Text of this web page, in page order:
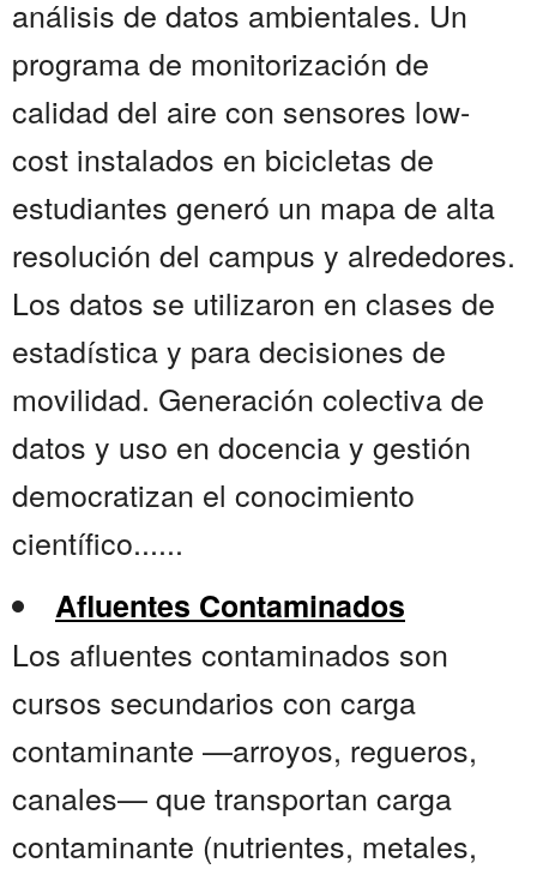
análisis de datos ambientales. Un
programa de monitorización de
calidad del aire con sensores low-
cost instalados en bicicletas de
estudiantes generó un mapa de alta
resolución del campus y alrededores.
Los datos se utilizaron en clases de
estadística y para decisiones de
movilidad. Generación colectiva de
datos y uso en docencia y gestión
democratizan el conocimiento
científico......
Afluentes Contaminados
Los afluentes contaminados son
cursos secundarios con carga
contaminante —arroyos, regueros,
canales— que transportan carga
contaminante (nutrientes, metales,